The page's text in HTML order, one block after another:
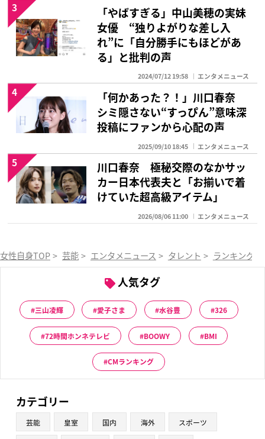
「やばすぎる」中山美穂の実妹
女優 “独りよがりな差し入
れ”に「自分勝手にもほどがあ
る」と批判の声
2024/07/12 19:58 エンタメニュース
3
「何かあった？！」川口春奈
シミ隠さない“すっぴん”意味深
投稿にファンから心配の声
2025/09/10 18:45 エンタメニュース
4
川口春奈 極秘交際のなかサッ
カー日本代表夫と「お揃いで着
けていた超高級アイテム」
2026/08/06 11:00 エンタメニュース
5
女性自身TOP > 芸能 > エンタメニュース > タレント > ランキング
人気タグ
三山凌輝 愛子さま 水谷豊 326
72時間ホンネテレビ BOOWY BMI
CMランキング
カテゴリー
芸能 皇室 国内 海外 スポーツ